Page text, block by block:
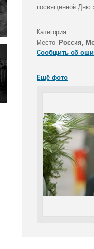
посвященной Дню
Категория:
Место: Россия,
Сообщить об
Ещё фото